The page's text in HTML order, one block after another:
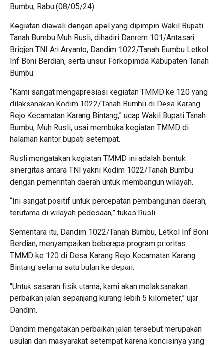
Bumbu, Rabu (08/05/24).
Kegiatan diawali dengan apel yang dipimpin Wakil Bupati
Tanah Bumbu Muh Rusli, dihadiri Danrem 101/Antasari
Brigjen TNI Ari Aryanto, Dandim 1022/Tanah Bumbu Letkol
Inf Boni Berdian, serta unsur Forkopimda Kabupaten Tanah
Bumbu.
“Kami sangat mengapresiasi kegiatan TMMD ke 120 yang
dilaksanakan Kodim 1022/Tanah Bumbu di Desa Karang
Rejo Kecamatan Karang Bintang,” ucap Wakil Bupati Tanah
Bumbu, Muh Rusli, usai membuka kegiatan TMMD di
halaman kantor bupati setempat.
Rusli mengatakan kegiatan TMMD ini adalah bentuk
sinergitas antara TNI yakni Kodim 1022/Tanah Bumbu
dengan pemerintah daerah untuk membangun wilayah.
“Ini sangat positif untuk percepatan pembangunan daerah,
terutama di wilayah pedesaan,” tukas Rusli.
Sementara itu, Dandim 1022/Tanah Bumbu, Letkol Inf Boni
Berdian, menyampaikan beberapa program prioritas
TMMD ke 120 di Desa Karang Rejo Kecamatan Karang
Bintang selama satu bulan ke depan.
“Untuk sasaran fisik utama, kami akan melaksanakan
perbaikan jalan sepanjang kurang lebih 5 kilometer,” ujar
Dandim.
Dandim mengatakan perbaikan jalan tersebut merupakan
usulan dari masyarakat setempat karena kondisinya yang